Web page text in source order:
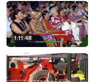
1:11:48